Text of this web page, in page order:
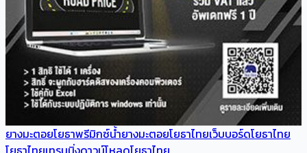
ยางมะตอยโยธาพรีมิกซ์น้ำยางมะตอยโยธาไทยเว็บบอร์ดโยธาไทย